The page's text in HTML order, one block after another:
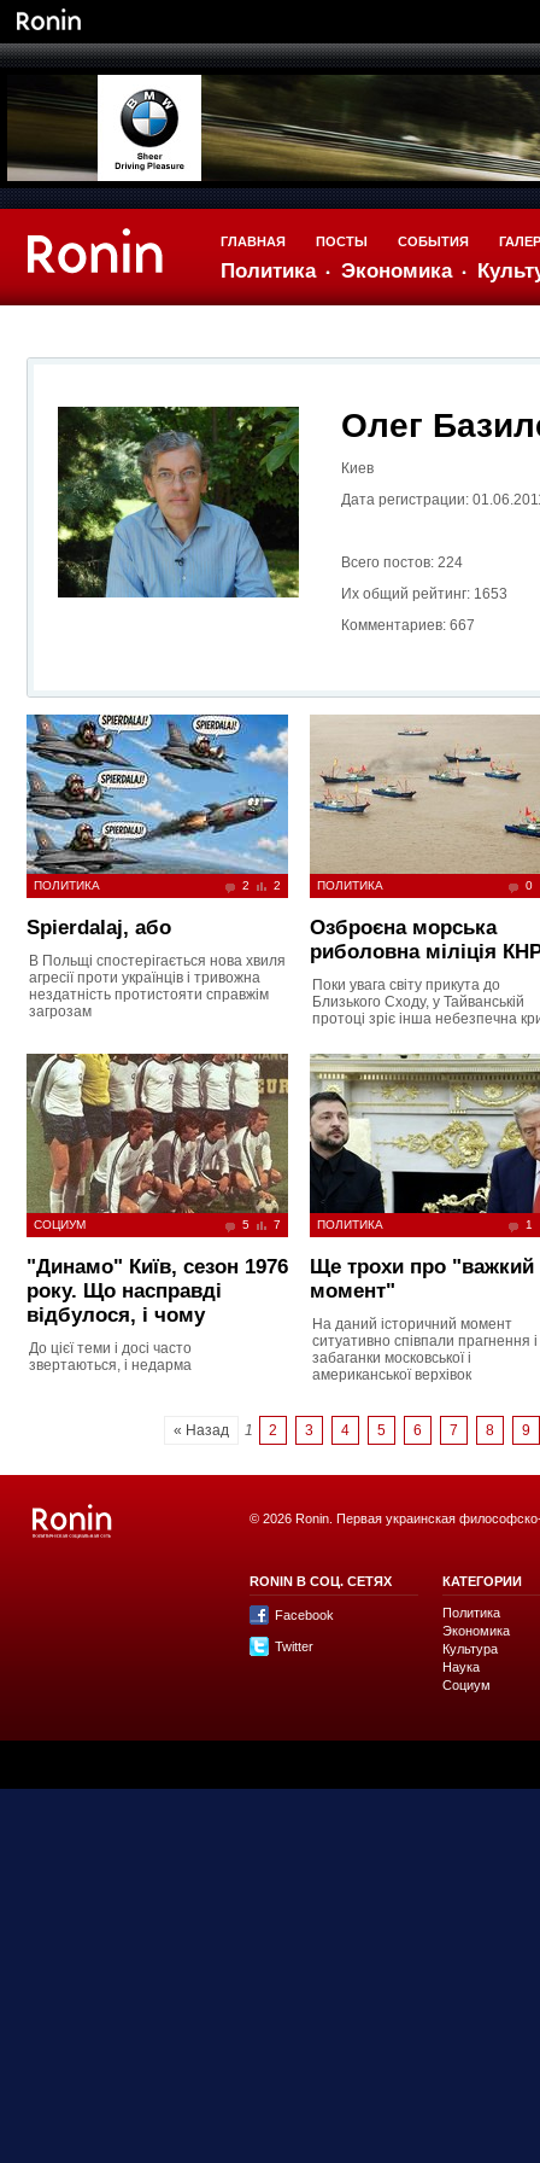
ГЛАВНАЯ
Политика Экономика
ПОСТЫ СОБЫТИЯ
Олег
Киев
Дата регистрации:
Всего постов: 224
Их общий рейтинг: 1653
Комментариев: 667
ПОЛИТИКА 2 2
Spierdalaj, або
В Польщі спостерігається нова хвиля
агресії проти українців і тривожна
нездатність протистояти справжім
загрозам
ПОЛИТИКА 0
Озброєна морська
риболовна міліція
Поки увага світу прикута до
Близького Сходу, у Тайванській
протоці зріє інша небезпечна
СОЦИУМ 5 7
"Динамо" Київ, сезон 1976
року. Що насправді
відбулося, і чому
До цієї теми і досі часто
звертаються, і недарма
ПОЛИТИКА 1
Ще трохи про "важкий
момент"
На даний історичний момент
ситуативно співпали прагнення і
забаганки московської і
американської верхівок
« Назад 1 2 3 4 5 6 7 8 9
© 2026 Ronin. Первая украинская
RONIN В СОЦ. СЕТЯХ
Facebook
Twitter
КАТЕГОРИИ
Политика
Экономика
Культура
Наука
Социум